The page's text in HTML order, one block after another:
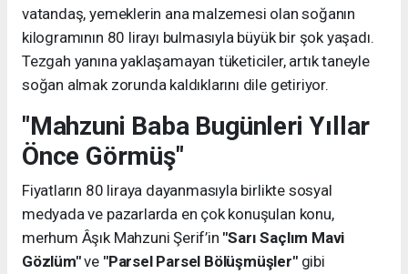
vatandaş, yemeklerin ana malzemesi olan soğanın
kilogramının 80 lirayı bulmasıyla büyük bir şok yaşadı.
Tezgah yanına yaklaşamayan tüketiciler, artık taneyle
soğan almak zorunda kaldıklarını dile getiriyor.
"Mahzuni Baba Bugünleri Yıllar
Önce Görmüş"
Fiyatların 80 liraya dayanmasıyla birlikte sosyal
medyada ve pazarlarda en çok konuşulan konu,
merhum Âşık Mahzuni Şerif’in "Sarı Saçlım Mavi
Gözlüm"ve "Parsel Parsel Bölüşmüşler"gibi